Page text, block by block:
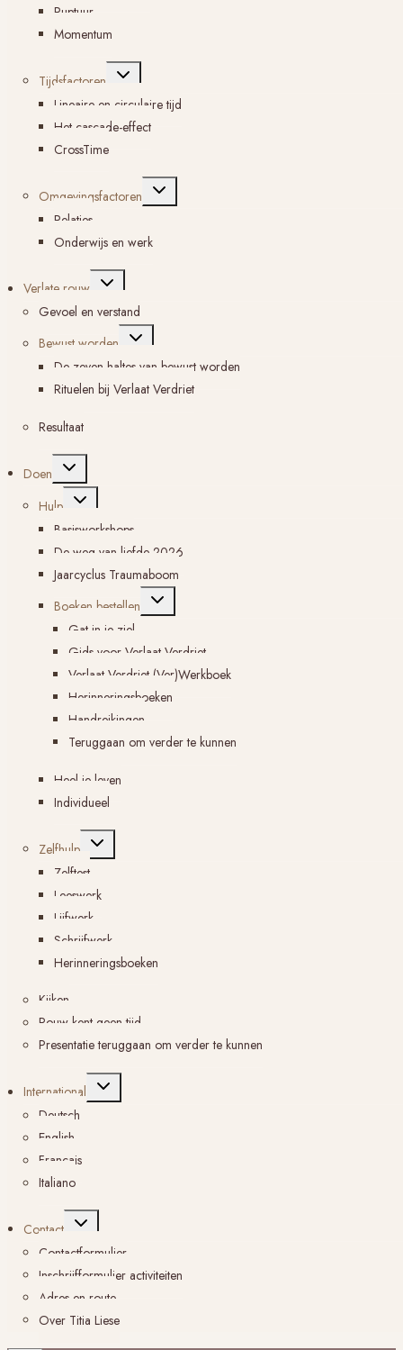
Ruptuur
Momentum
Tijdsfactoren
Toggle
submenu
Lineaire en circulaire tijd
Het cascade-effect
CrossTime
Omgevingsfactoren
Toggle
Relaties
Onderwijs en werk
Verlate rouw
Toggle
submenu
Gevoel en verstand
Bewust worden
Toggle
submenu
De zeven haltes van bewust worden
Rituelen bij Verlaat Verdriet
Resultaat
Doen
Toggle
Hulp
Toggle
submenu
Basisworkshops
De weg van liefde 2026
Jaarcyclus Traumaboom
Boeken bestellen
Toggle
Gat in je ziel
Gids voor Verlaat Verdriet
Verlaat Verdriet (Ver)Werkboek
Herinneringsboeken
Handreikingen
Teruggaan om verder te kunnen
Heel je leven
Individueel
Zelfhulp
Toggle
Zelftest
Leeswerk
Lijfwerk
Schrijfwerk
Herinneringsboeken
Kijken
Rouw kent geen tijd
Presentatie teruggaan om verder te kunnen
International
Toggle
submenu
Deutsch
English
Français
Italiano
Contact
Toggle
submenu
Contactformulier
Inschrijfformulier activiteiten
Adres en route
Over Titia Liese